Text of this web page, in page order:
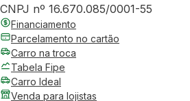
CNPJ nº 16.670.085/0001-55
Financiamento
Parcelamento no cartão
Carro na troca
Tabela Fipe
Carro Ideal
Venda para lojistas